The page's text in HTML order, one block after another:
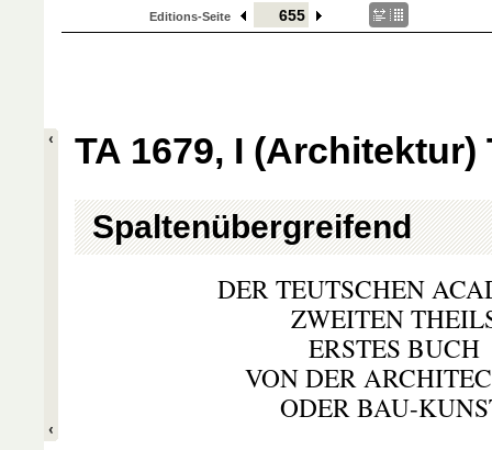
Editions-Seite
TA 1679, I (Architektur)
Spaltenübergreifend
DER TEUTSCHEN
ZWEITEN
ERSTES BUCH
VON DER
ODER BAU-